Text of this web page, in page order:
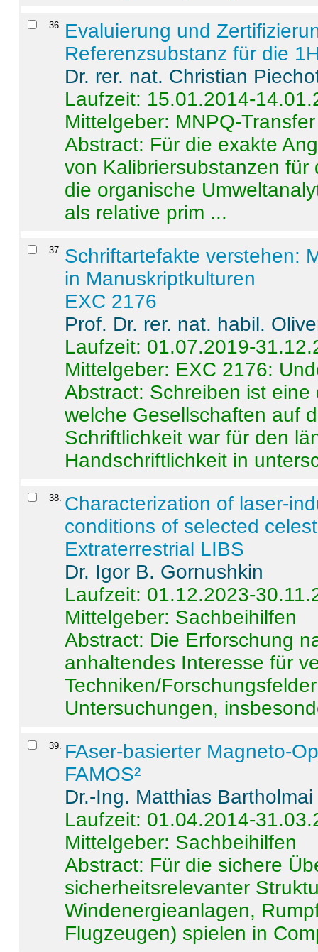
36. Evaluierung und
Referenzsubstanz für die
Dr. rer. nat. Christian
Laufzeit: 15.01.2014-
Mittelgeber: MNPQ-Transfer
Abstract: Für die exakte
von Kalibriersubstanzen
die organische
als relative prim ...
37. Schriftartefakte verstehen:
in Manuskriptkulturen
EXC 2176
Prof. Dr. rer. nat. habil.
Laufzeit: 01.07.2019-
Mittelgeber: EXC 2176:
Abstract: Schreiben ist
welche Gesellschaften auf
Schriftlichkeit war für den
Handschriftlichkeit in
38. Characterization of laser-
conditions of selected
Extraterrestrial LIBS
Dr. Igor B. Gornushkin
Laufzeit: 01.12.2023-
Mittelgeber: Sachbeihilfen
Abstract: Die Erforschung
anhaltendes Interesse für
Techniken/
Untersuchungen,
39. FAser-basierter Magneto-
FAMOS²
Dr.-Ing. Matthias Bartholmai
Laufzeit: 01.04.2014-
Mittelgeber: Sachbeihilfen
Abstract: Für die sichere
sicherheitsrelevanter
Windenergieanlagen,
Flugzeugen) spielen in